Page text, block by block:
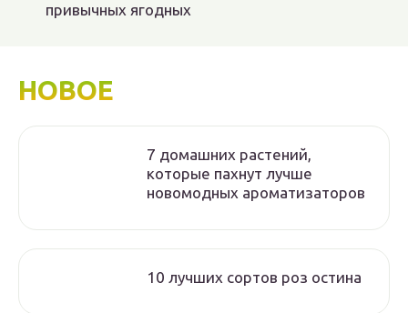
привычных ягодных
НОВОЕ
7 домашних растений,
которые пахнут лучше
новомодных ароматизаторов
10 лучших сортов роз остина